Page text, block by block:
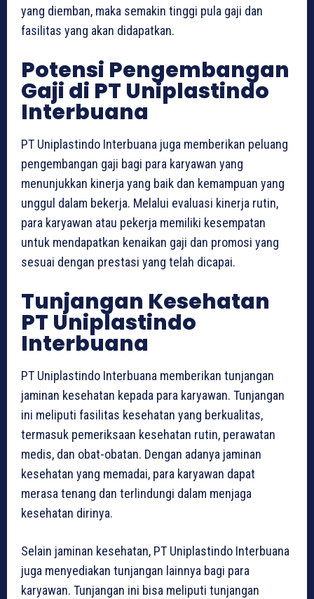
yang diemban, maka semakin tinggi pula gaji dan
fasilitas yang akan didapatkan.
Potensi Pengembangan
Gaji di PT Uniplastindo
Interbuana
PT Uniplastindo Interbuana juga memberikan peluang
pengembangan gaji bagi para karyawan yang
menunjukkan kinerja yang baik dan kemampuan yang
unggul dalam bekerja. Melalui evaluasi kinerja rutin,
para karyawan atau pekerja memiliki kesempatan
untuk mendapatkan kenaikan gaji dan promosi yang
sesuai dengan prestasi yang telah dicapai.
Tunjangan Kesehatan
PT Uniplastindo
Interbuana
PT Uniplastindo Interbuana memberikan tunjangan
jaminan kesehatan kepada para karyawan. Tunjangan
ini meliputi fasilitas kesehatan yang berkualitas,
termasuk pemeriksaan kesehatan rutin, perawatan
medis, dan obat-obatan. Dengan adanya jaminan
kesehatan yang memadai, para karyawan dapat
merasa tenang dan terlindungi dalam menjaga
kesehatan dirinya.
Selain jaminan kesehatan, PT Uniplastindo Interbuana
juga menyediakan tunjangan lainnya bagi para
karyawan. Tunjangan ini bisa meliputi tunjangan